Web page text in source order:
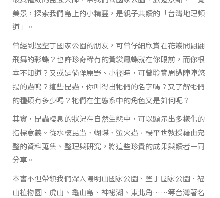
美景，探索我們島上的小精靈，是親子共讀的「台灣地理頻
道」。
曾經到過墾丁國家公園的朋友，可曾仔細欣賞在花叢間翩翩
飛舞的彩蝶？也許珍奇稀有的黃裳鳳蝶就在你眼前，而你根
本不知道？又或是倘佯原野、小徑時，可曾聆賞周遭陣陣悠
揚的蟲鳴？這些昆蟲，你叫得出牠們的名字嗎？又了解牠們
的種類有多少嗎？牠們在生態系中的角色又是如何呢？
其實，昆蟲棲息的狀況在自然生態中，可以顯示出多樣化的
指標意義。從水棲昆蟲、蝴蝶、螢火蟲，楊平世教授藉由完
整的資料蒐集、整理與研究，將這些珍貴的成果與讀者一同
分享。
本書不但帶領我們深入陽明山國家公園、墾丁國家公園、福
山植物園、虎山、龜山島、神祕湖、東北角……等台灣著名